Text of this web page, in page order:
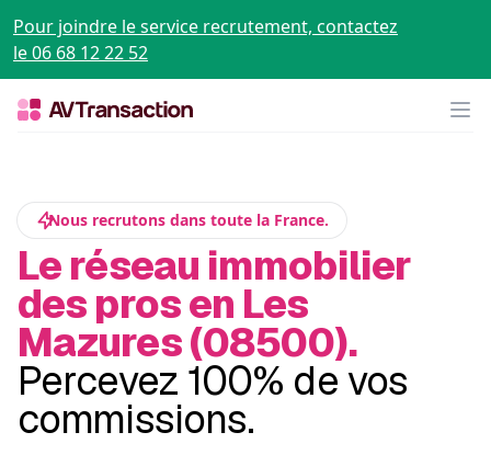
Pour joindre le service recrutement, contactez
le 06 68 12 22 52
Nous recrutons dans toute la France.
Le réseau immobilier
des pros en Les
Mazures (08500).
Percevez 100% de vos
commissions.